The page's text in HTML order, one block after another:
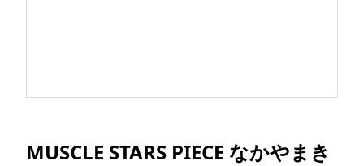
MUSCLE STARS PIECE なかやまき